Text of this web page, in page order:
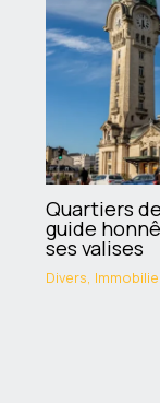
Quartiers
guide
ses valises
Divers,